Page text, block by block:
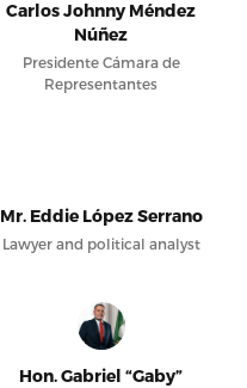
Carlos Johnny Méndez
Núñez
Presidente Cámara de
Representantes
Mr. Eddie López Serrano
Lawyer and political analyst
Hon. Gabriel “Gaby”